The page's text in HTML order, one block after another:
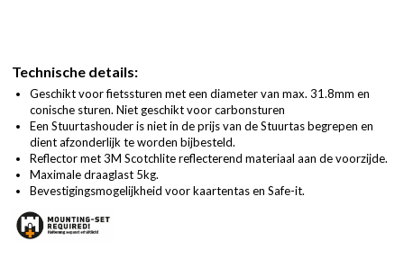
Technische details:
Geschikt voor fietssturen met een diameter van max. 31.8mm en
conische sturen. Niet geschikt voor carbonsturen
Een Stuurtashouder is niet in de prijs van de Stuurtas begrepen en
dient afzonderlijk te worden bijbesteld.
Reflector met 3M Scotchlite reflecterend materiaal aan de voorzijde.
Maximale draaglast 5kg.
Bevestigingsmogelijkheid voor kaartentas en Safe-it.